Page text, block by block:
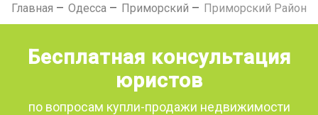
Главная Одесса Приморский Приморский Район
Бесплатная консультация
юристов
по вопросам купли-продажи недвижимости